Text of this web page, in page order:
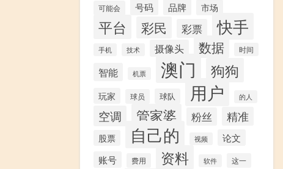
可能会
号码 品牌 市场
平台 彩民 彩票 快手
手机 技术 摄像头 数据 时间
智能 机票 澳门 狗狗
玩家 球员 球队 用户 的人
空调 管家婆 粉丝 精准
股票 自己的 视频
论文
账号
费用 资料 软件 这一